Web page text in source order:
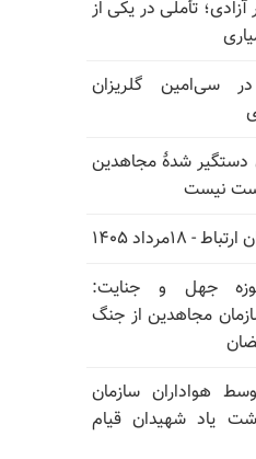
تأملی در یکی از
سی‌امین گلریزان
دستگیر شدهٔ مجاهدین
دست نیست
۱۴۰۵
جهل و جنایت:
مجاهدین از جنگ
هواداران سازمان
یاد شهیدان قیام